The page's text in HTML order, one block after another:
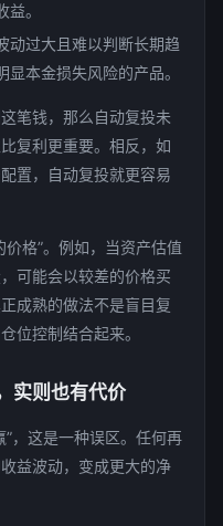
。
动过大且难以判断长期趋
本金损失风险的产品。
笔钱，那么自动复投未
复利更重要。相反，如
置，自动复投就更容易
格”。例如，当资产估值
可能会以较差的价格买
成熟的做法不是盲目复
位控制结合起来。
实则也有代价
”，这是一种误区。任何再
益波动，变成更大的净